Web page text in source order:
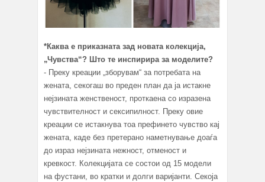
*Каква е приказната зад новата колекција,
„Чувства“? Што те инспирира за моделите?
- Преку креации „зборувам“ за потребата на
жената, секогаш во преден план да ја истакне
нејзината женственост, проткаена со изразена
чувствителност и сексипилност. Преку овие
креации се истакнува тоа префинето чувство кај
жената, каде без претерано наметнување доаѓа
до израз нејзината нежност, отменост и
кревкост. Колекцијата се состои од 15 модели
на фустани, во кратки и долги варијанти. Секоја